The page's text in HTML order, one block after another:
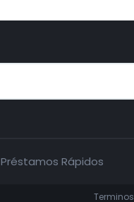
Préstamos Rápidos